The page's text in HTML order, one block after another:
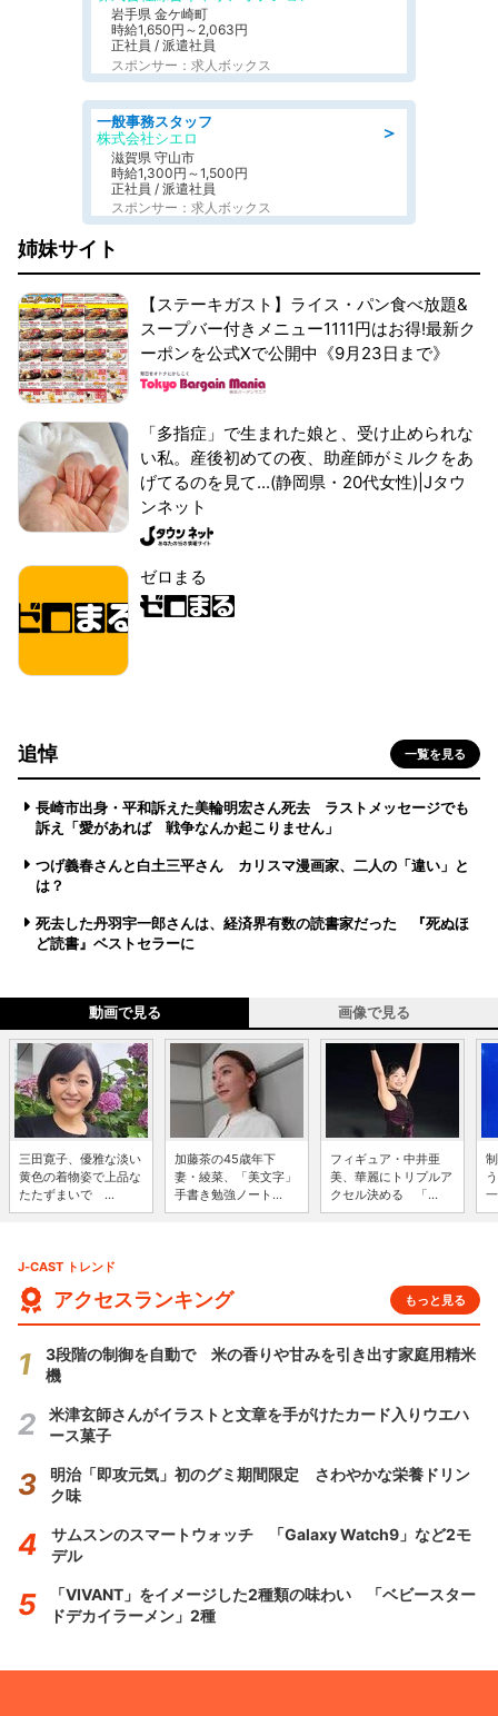
岩手県 金ケ崎町
時給1,650円～2,063円
正社員 / 派遣社員
スポンサー：求人ボックス
＞
一般事務スタッフ
株式会社シエロ
滋賀県 守山市
時給1,300円～1,500円
正社員 / 派遣社員
スポンサー：求人ボックス
姉妹サイト
【ステーキガスト】ライス・パン食べ放題&
スープバー付きメニュー1111円はお得!最新ク
ーポンを公式Xで公開中《9月23日まで》
「多指症」で生まれた娘と、受け止められな
い私。産後初めての夜、助産師がミルクをあ
げてるのを見て...(静岡県・20代女性)|Jタウ
ンネット
ゼロまる
追悼 一覧を見る
長崎市出身・平和訴えた美輪明宏さん死去 ラストメッセージでも
訴え「愛があれば 戦争なんか起こりません」
つげ義春さんと白土三平さん カリスマ漫画家、二人の「違い」と
は？
死去した丹羽宇一郎さんは、経済界有数の読書家だった 『死ぬほ
ど読書』ベストセラーに
動画で見る 画像で見る
三田寛子、優雅な淡い
黄色の着物姿で上品な
たたずまいで ...
加藤茶の45歳年下
妻・綾菜、「美文字」
手書き勉強ノート...
フィギュア・中井亜
美、華麗にトリプルア
クセル決める 「...
J-CAST トレンド
アクセスランキング もっと見る
3段階の制御を自動で 米の香りや甘みを引き出す家庭用精米
機
米津玄師さんがイラストと文章を手がけたカード入りウエハ
ース菓子
明治「即攻元気」初のグミ期間限定 さわやかな栄養ドリン
ク味
サムスンのスマートウォッチ 「Galaxy Watch9」など2モ
デル
「VIVANT」をイメージした2種類の味わい 「ベビースター
ドデカイラーメン」2種